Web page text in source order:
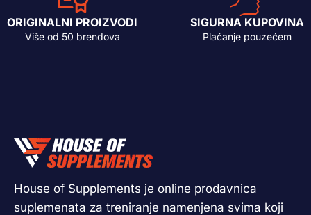
ORIGINALNI PROIZVODI
Više od 50 brendova
SIGURNA KUPOVINA
Plaćanje pouzećem
House of Supplements je online prodavnica
suplemenata za treniranje namenjena svima koji